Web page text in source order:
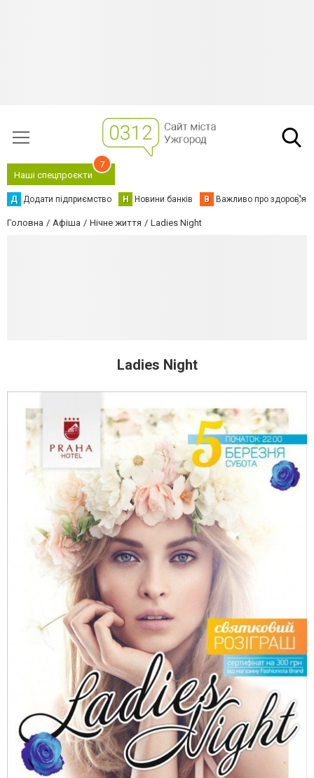
Наші спецпроєкти
7
Д Додати підприємство Н Новини банків В Важливо про здоров'я
Головна Афіша Нічне життя Ladies Night
Ladies Night